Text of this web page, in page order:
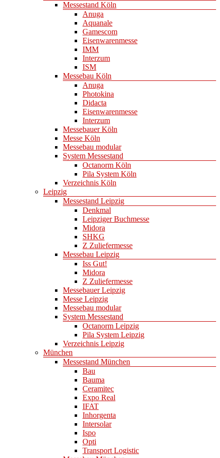
Messestand Köln
Anuga
Aquanale
Gamescom
Eisenwarenmesse
IMM
Interzum
ISM
Messebau Köln
Anuga
Photokina
Didacta
Eisenwarenmesse
Interzum
Messebauer Köln
Messe Köln
Messebau modular
System Messestand
Octanorm Köln
Pila System Köln
Verzeichnis Köln
Leipzig
Messestand Leipzig
Denkmal
Leipziger Buchmesse
Midora
SHKG
Z Zuliefermesse
Messebau Leipzig
Iss Gut!
Midora
Z Zuliefermesse
Messebauer Leipzig
Messe Leipzig
Messebau modular
System Messestand
Octanorm Leipzig
Pila System Leipzig
Verzeichnis Leipzig
München
Messestand München
Bau
Bauma
Ceramitec
Expo Real
IFAT
Inhorgenta
Intersolar
Ispo
Opti
Transport Logistic